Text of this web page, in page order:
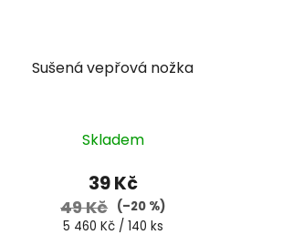
Sušená vepřová nožka
Skladem
39 Kč
49 Kč (–20 %)
Měrná
5 460 Kč / 140 ks